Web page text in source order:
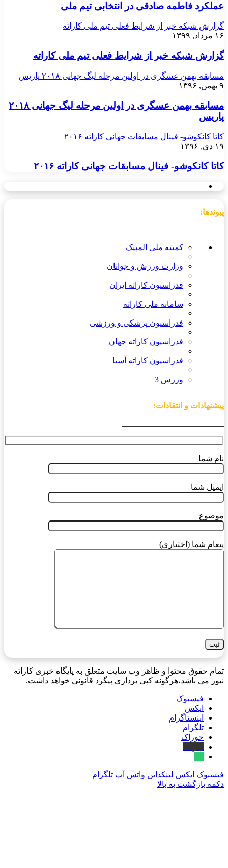
عملکرد فاطمه صادقی در انتخابی تیم ملی
گزارش شبکه خبر از شرایط فعلی تیم ملی کاراته
۱۶ مرداد, ۱۳۹۹
گزارش شبکه خبر از شرایط فعلی تیم ملی کاراته
مسابقه بهمن عسگری در اولین مرحله لیگ جهانی ۲۰۱۸ پاریس
۹ بهمن, ۱۳۹۶
مسابقه بهمن عسگری در اولین مرحله لیگ جهانی ۲۰۱۸
پاریس
کاتا کانکوشو- فینال مسابقات جهانی کاراته ۲۰۱۶
۱۹ دی, ۱۳۹۶
کاتا کانکوشو- فینال مسابقات جهانی کاراته ۲۰۱۶
پیوندها:
کمیته ملی المپیک
وزارت ورزش و جوانان
فدراسیون کاراته ایران
سامانه ملی کاراته
فدراسیون پزشکی و ورزشی
فدراسیون کاراته جهان
فدراسیون کاراته آسیا
ورزش 3
پیشنهادات و انتقادات:
نام شما
ایمیل شما
موضوع
پیغام شما (اختیاری)
تمام حقوق محتوا و ظاهر وب سایت متعلق به پایگاه خبری کاراته
نیوز می باشد،هرگونه کپی برداری پیگرد قانونی خواهد داشت.
فیسبوک
ایکس
اینستاگرام
تلگرام
خوراک
فیسبوک ایکس لینکداین واتس آپ تلگرام
دکمه بازگشت به بالا